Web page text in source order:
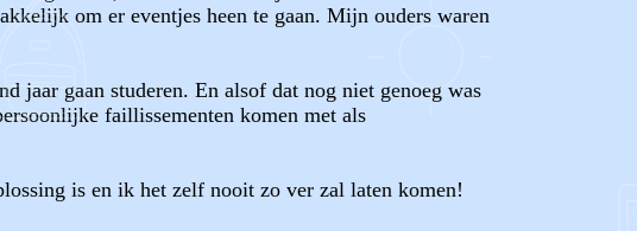
om er eventjes heen te gaan. Mijn ouders waren
jaar gaan studeren. En alsof dat nog niet genoeg was
faillissementen komen met als
is en ik het zelf nooit zo ver zal laten komen!